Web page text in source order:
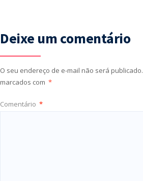
Deixe um comentário
O seu endereço de e-mail não será publicado.
marcados com *
Comentário *